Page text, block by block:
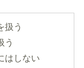
扱う
う
はしない